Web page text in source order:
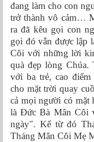
đang làm cho con
trở thành vô cảm…
ra đã kêu gọi con
gọi đó vẫn được lập
Côi với những lời
quà đẹp lòng Chúa.
với ba trẻ, cao
cho mặt trời quay
cả mọi người có
là Ðức Bà Mân Côi
ngày". Kể từ đó
Tháng Mân Côi Mẹ